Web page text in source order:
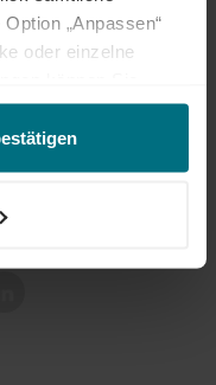
„Anpassen“
oder einzelne
aufrufen
Weitere